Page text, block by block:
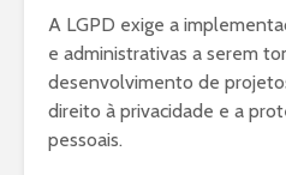
A LGPD exige a
e administrativas a serem
desenvolvimento de
direito à privacidade e a
pessoais.